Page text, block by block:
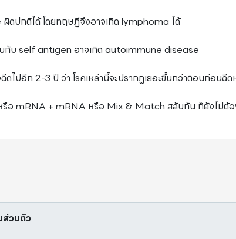
ดปกติได้ โดยทฤษฏีจึงอาจเกิด lymphoma ได้
บ self antigen อาจเกิด autoimmune disease
อีก 2-3 ปี ว่า โรคเหล่านี้จะปรากฏเยอะขึ้นกว่าตอนก่อนฉีด
รือ mRNA + mRNA หรือ Mix & Match สลับกัน ก็ยังไม่
ส่วนตัว